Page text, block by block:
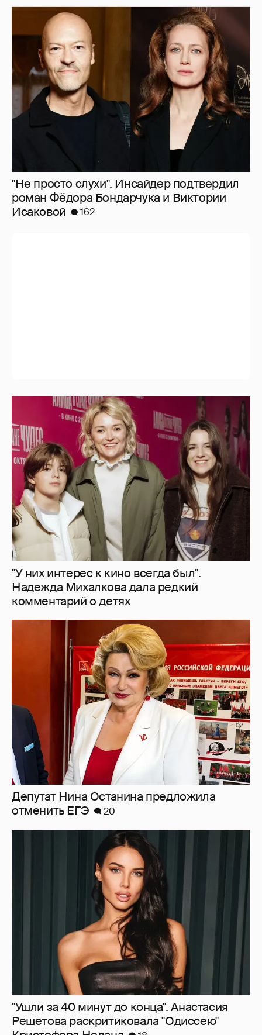
"Не просто слухи". Инсайдер подтвердил
роман Фёдора Бондарчука и Виктории
Исаковой
162
"У них интерес к кино всегда был".
Надежда Михалкова дала редкий
комментарий о детях
Депутат Нина Останина предложила
отменить ЕГЭ
20
"Ушли за 40 минут до конца". Анастасия
Решетова раскритиковала "Одиссею"